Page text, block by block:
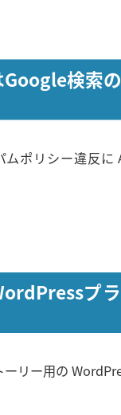
検索
ポリシー違反
プ
リー用の